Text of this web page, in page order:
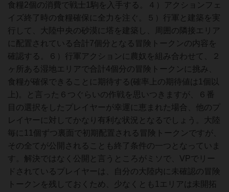
食糧2個の消費で戦士1駒を入手する。４）アクションフェ
イズ終了時の食糧確保に全力を注ぐ。５）行軍と建築を実
行して、大陸中央の砂漠に塔を建築し、周囲の隣接エリア
に配置されている合計7個分となる冒険トークンの内容を
確認する。６）行軍アクションに農奴を組み合わせて、２
ヶ所ある湿地エリアで合計4個分の冒険トークンに挑み、
食糧が確保できることに期待する(確率上の期待値は1個以
上)。と言った６つぐらいの作戦を思いつきますが、６番
目の選択をしたプレイヤーが幸運に恵まれた場合、他のプ
レイヤーに対してかなり有利な状況となるでしょう。大陸
毎に11個ずつ裏面で初期配置される冒険トークンですが、
その全てが公開されることも終了条件の一つとなっていま
す。解決ではなく公開と言うところがミソで、VPでリー
ドされているプレイヤーは、自分の大陸内に未確認の冒険
トークンを残しておくため、少なくとも1エリアは未開拓